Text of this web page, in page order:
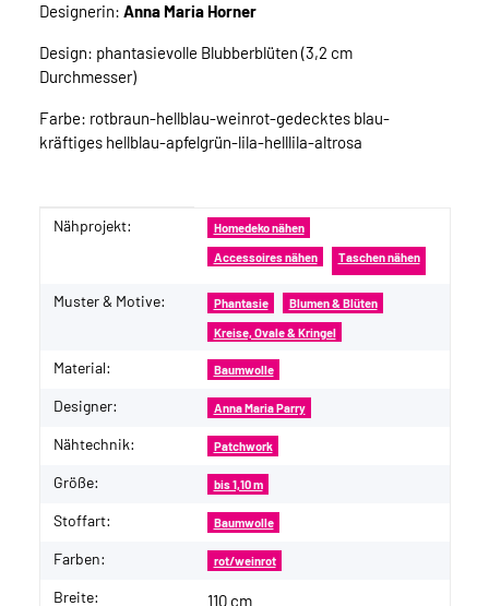
Designerin: Anna Maria Horner
Design: phantasievolle Blubberblüten (3,2 cm
Durchmesser)
Farbe: rotbraun-hellblau-weinrot-gedecktes blau-
kräftiges hellblau-apfelgrün-lila-helllila-altrosa
Produkteigenschaft
Wert
Nähprojekt: Homedeko nähen
Accessoires nähen Taschen nähen
Muster & Motive: Phantasie Blumen & Blüten
Kreise, Ovale & Kringel
Material: Baumwolle
Designer: Anna Maria Parry
Nähtechnik: Patchwork
Größe: bis 1,10 m
Stoffart: Baumwolle
Farben: rot/weinrot
Breite: 110 cm